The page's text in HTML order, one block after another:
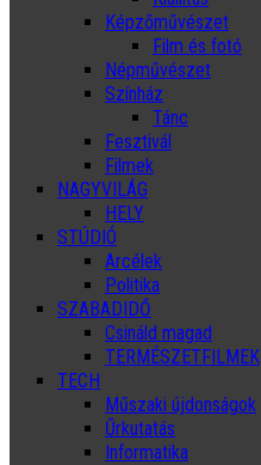
Képzőművészet
Film és fotó
Népművészet
Színház
Tánc
Fesztivál
Filmek
NAGYVILÁG
HELY
STÚDIÓ
Arcélek
Politika
SZABADIDŐ
Csináld magad
TERMÉSZETFILMEK
TECH
Műszaki újdonságok
Űrkutatás
Informatika